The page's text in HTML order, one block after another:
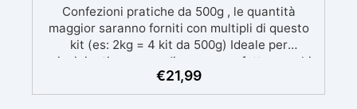
Confezioni pratiche da 500g , le quantità
maggior saranno forniti con multipli di questo
kit (es: 2kg = 4 kit da 500g) Ideale per
principianti: a prova di errore, perfetta per chi
inizia. Sempre lucida: garantisce una finitura
brillante e uniforme in ogni condizione.
€21,99